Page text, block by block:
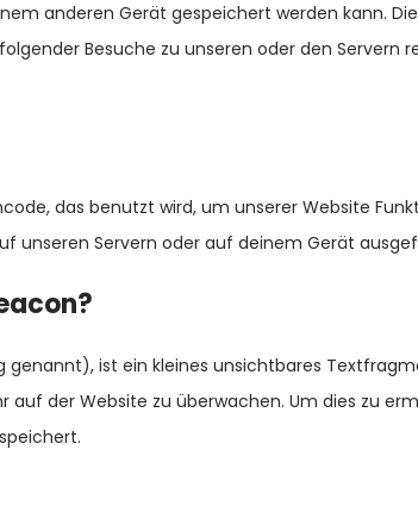
anderen Gerät gespeichert werden kann.
Besuche zu unseren oder den Servern
das benutzt wird, um unserer Website
unseren Servern oder auf deinem Gerät
genannt), ist ein kleines unsichtbares
auf der Website zu überwachen. Um dies zu